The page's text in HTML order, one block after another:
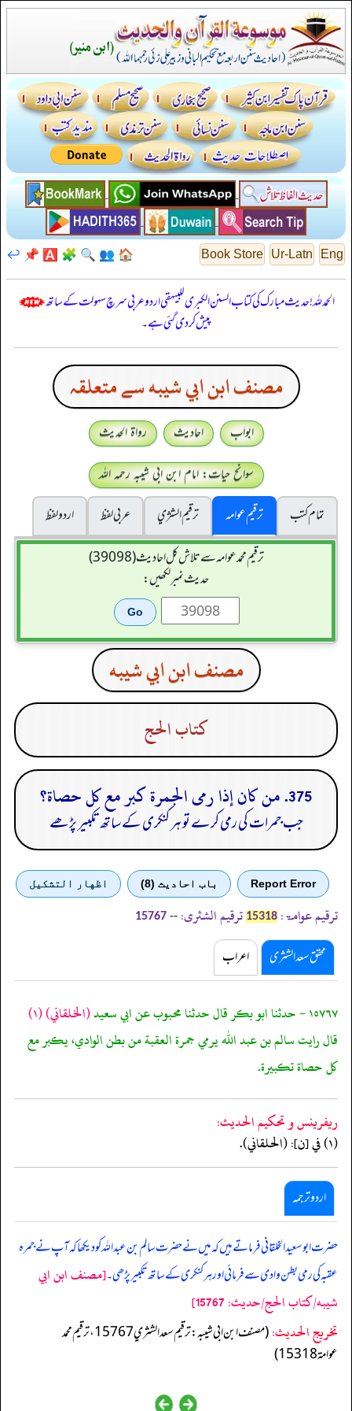
Eng
Ur-Latn
Book Store
🏠
👥
🔍
🧩
🅰️
📌
↩️
الحمدللہ! حدیث مبارک کی کتاب السنن الكبرى للبيهقي اردو عربی سرچ سہولت کے ساتھ
پیش کر دی گئی ہے۔
مصنف ابن ابي شيبه سے متعلقہ
ابواب احادیث
رواۃ الحدیث
سوانح حیات: امام ابن ابی شیبہ رحمہ اللہ
تمام کتب
ترقیم عوامہ ترقيم الشژي عربی لفظ
اردو لفظ
ترقیم محمدعوامہ سے تلاش کل احادیث (39098)
حدیث نمبر لکھیں:
مصنف ابن ابي شيبه
كتاب الحج
375. من كان إذا رمى الجمرة كبر مع كل حصاة؟
جب جمرات کی رمی کرے تو ہر کنکری کے ساتھ تکبیر پڑھے
Report Error باب احادیث (8) اظهار التشكيل
ترقیم عوامۃ: 15318 ترقیم الشثری: --
15767
محقق سعد الشثری اعراب
١٥٧٦٧ - حدثنا ابو بكر قال حدثنا محبوب عن ابي سعيد (الخلقاني)(١)
قال رايت سالم بن عبد الله يرمي جمرة العقبة من بطن الوادي، يكبر مع
كل حصاة تكبيرة.
ريفرينس و تحكيم الحدیث:
(١) في [ن]: (الحلقاني).
اردو ترجمہ
حضرت ابو سعید الخلقانی فرماتے ہیں کہ میں نے حضرت سالم بن عبد اللہ کو دیکھا کہ آپ نے جمرہ
عقبہ کی رمی بطن وادی سے فرمائی اور ہر کنکری کے ساتھ تکبیر پڑھی۔[مصنف ابن ابي
شيبه/كتاب الحج/حدیث: 15767]
تخریج الحدیث:
(مصنف ابن ابي شيبه: ترقيم سعد الشثري 15767، ترقيم محمد
عوامة 15318)